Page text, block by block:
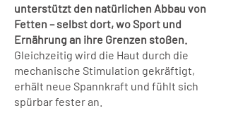
unterstützt den natürlichen Abbau von
Fetten – selbst dort, wo Sport und
Ernährung an ihre Grenzen stoßen.
Gleichzeitig wird die Haut durch die
mechanische Stimulation gekräftigt,
erhält neue Spannkraft und fühlt sich
spürbar fester an.